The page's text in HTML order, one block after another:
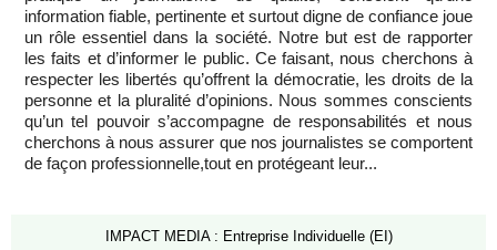
information fiable, pertinente et surtout digne de confiance joue
un rôle essentiel dans la société. Notre but est de rapporter
les faits et d’informer le public. Ce faisant, nous cherchons à
respecter les libertés qu’offrent la démocratie, les droits de la
personne et la pluralité d’opinions. Nous sommes conscients
qu’un tel pouvoir s’accompagne de responsabilités et nous
cherchons à nous assurer que nos journalistes se comportent
de façon professionnelle,tout en protégeant leur...
IMPACT MEDIA : Entreprise Individuelle (EI)